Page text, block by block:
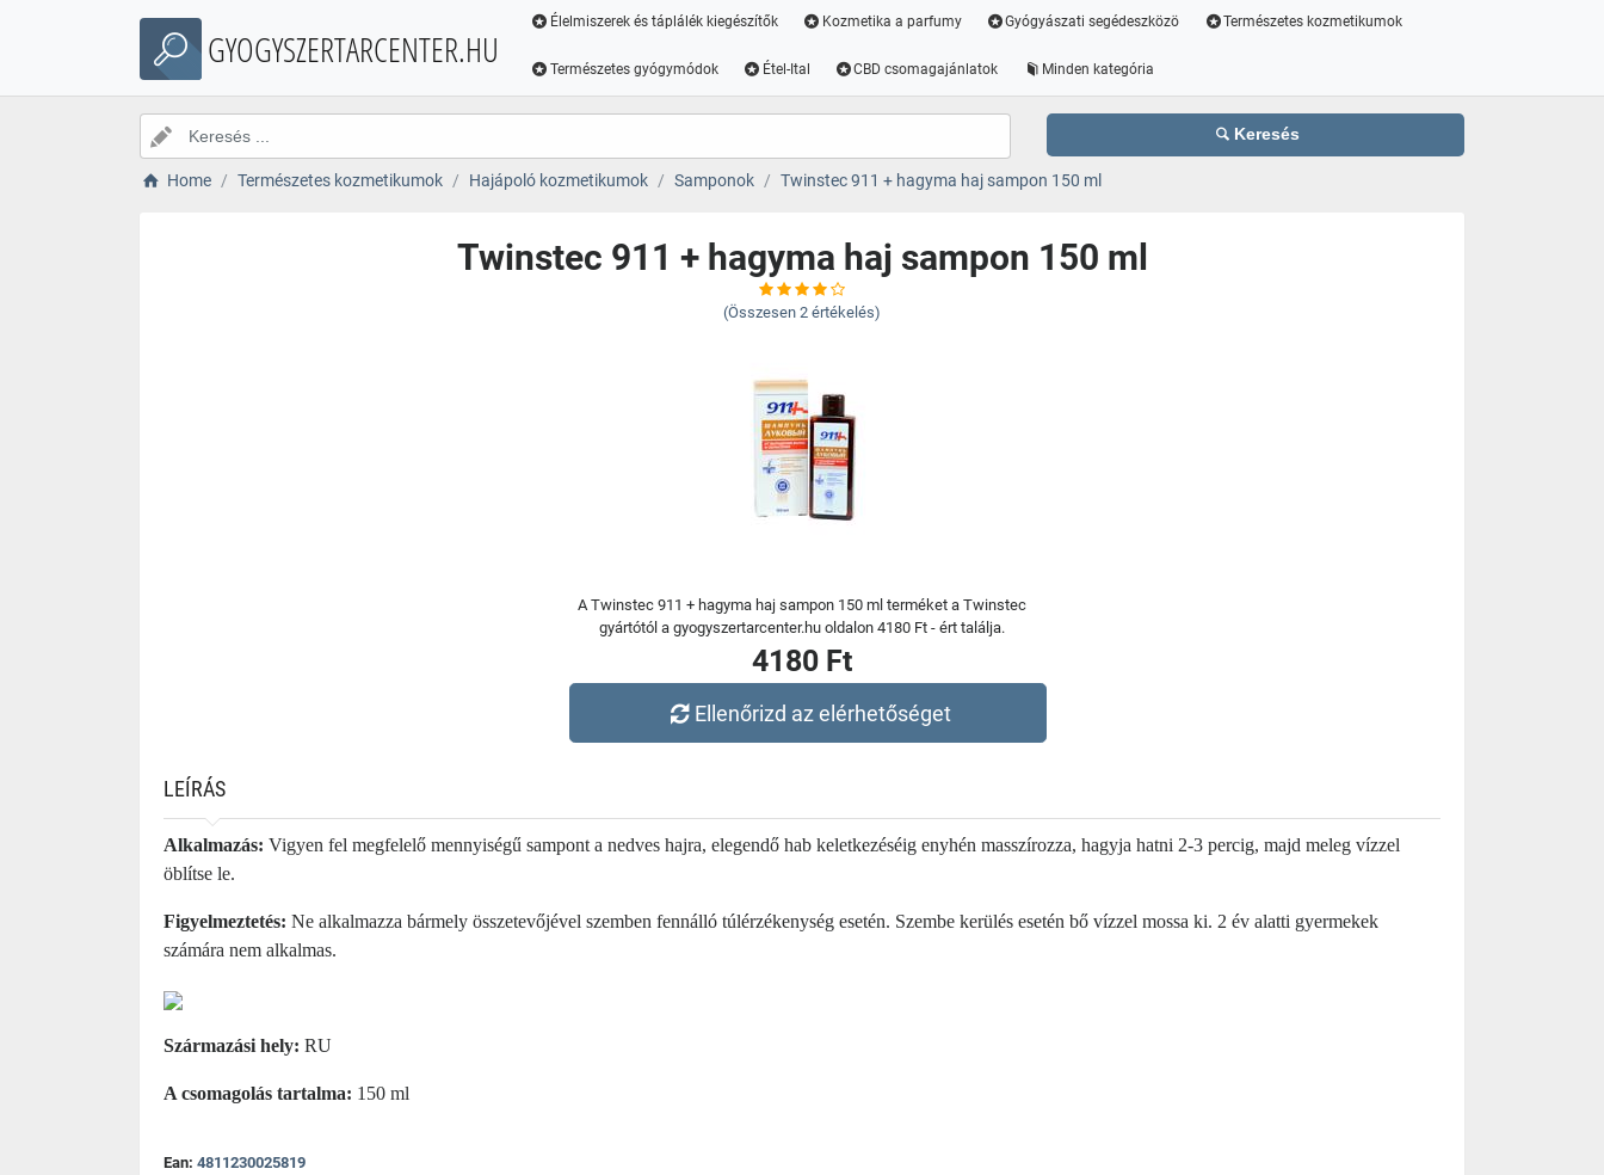
GYOGYSZERTARCENTER.HU
Élelmiszerek és táplálék kiegészítők Kozmetika a parfumy Gyógyászati segédeszközö Természetes kozmetikumok
Természetes gyógymódok Étel-Ital CBD csomagajánlatok Minden kategória
Keresés
Home Természetes kozmetikumok Hajápoló kozmetikumok Samponok Twinstec 911 + hagyma haj sampon 150 ml
Twinstec 911 + hagyma haj sampon 150 ml
(Összesen 2 értékelés)
A Twinstec 911 + hagyma haj sampon 150 ml terméket a Twinstec
gyártótól a gyogyszertarcenter.hu oldalon 4180 Ft - ért találja.
4180 Ft
Ellenőrizd az elérhetőséget
LEÍRÁS
Alkalmazás: Vigyen fel megfelelő mennyiségű sampont a nedves hajra, elegendő hab keletkezéséig enyhén masszírozza, hagyja hatni 2-3 percig, majd meleg vízzel
öblítse le.
Figyelmeztetés: Ne alkalmazza bármely összetevőjével szemben fennálló túlérzékenység esetén. Szembe kerülés esetén bő vízzel mossa ki. 2 év alatti gyermekek
számára nem alkalmas.
Származási hely: RU
A csomagolás tartalma: 150 ml
Ean: 4811230025819